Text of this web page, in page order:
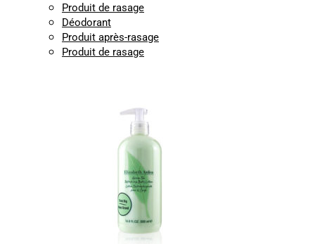
Produit de rasage
Déodorant
Produit après-rasage
Produit de rasage